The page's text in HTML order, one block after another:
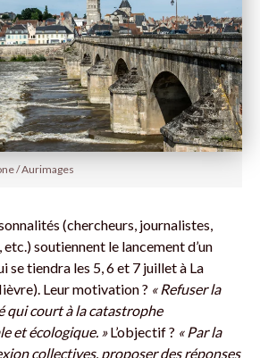
/ Aurimages
(chercheurs, journalistes,
soutiennent le lancement d’un
se tiendra les 5, 6 et 7 juillet à La
Leur motivation ? « Refuser la
qui court à la catastrophe
et écologique. »L’objectif ? « Par la
collectives, proposer des réponses